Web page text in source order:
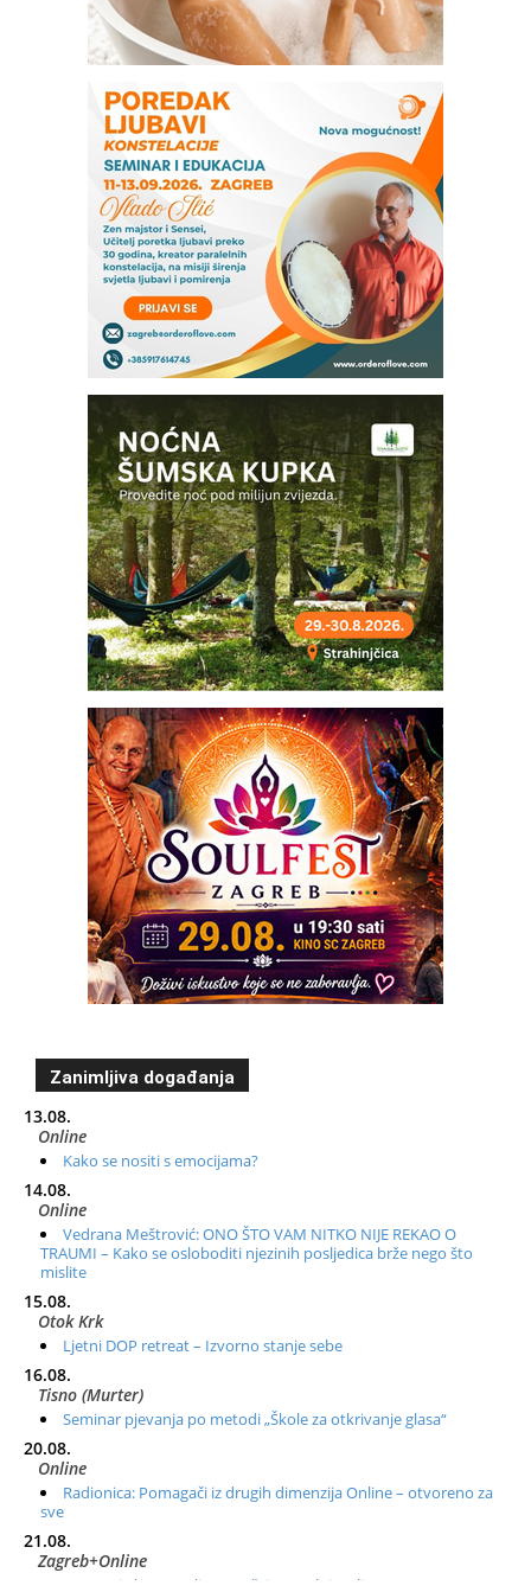
Zanimljiva događanja
13.08.
Online
Kako se nositi s emocijama?
14.08.
Online
Vedrana Meštrović: ONO ŠTO VAM NITKO NIJE REKAO O
TRAUMI – Kako se osloboditi njezinih posljedica brže nego što
mislite
15.08.
Otok Krk
Ljetni DOP retreat – Izvorno stanje sebe
16.08.
Tisno (Murter)
Seminar pjevanja po metodi „Škole za otkrivanje glasa“
20.08.
Online
Radionica: Pomagači iz drugih dimenzija Online – otvoreno za
sve
21.08.
Zagreb+Online
Osnovni ThetaHealing® tečaj, Zagreb i Online